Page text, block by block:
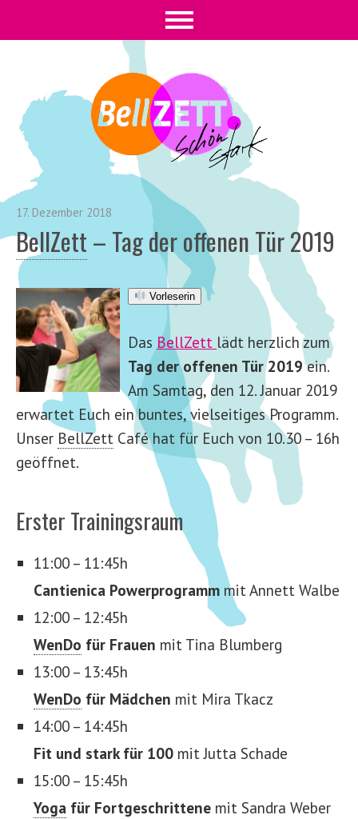
17. Dezember 2018
BellZett – Tag der offenen Tür 2019
Vorleserin
Das BellZett lädt herzlich zum
Tag der offenen Tür 2019ein.
Am Samtag, den 12. Januar 2019
erwartet Euch ein buntes, vielseitiges Programm.
Unser BellZett Café hat für Euch von 10.30 – 16h
geöffnet.
Erster Trainingsraum
11:00 – 11:45h
Cantienica Powerprogramm mit Annett Walbe
12:00 – 12:45h
WenDo für Frauen mit Tina Blumberg
13:00 – 13:45h
WenDo für Mädchen mit Mira Tkacz
14:00 – 14:45h
Fit und stark für 100 mit Jutta Schade
15:00 – 15:45h
Yoga für Fortgeschrittene mit Sandra Weber